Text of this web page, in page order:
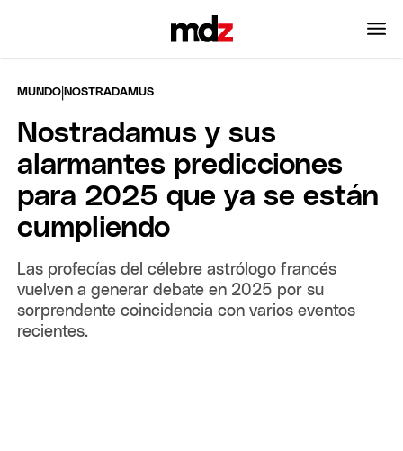
MUNDO |NOSTRADAMUS
Nostradamus y sus
alarmantes predicciones
para 2025 que ya se están
cumpliendo
Las profecías del célebre astrólogo francés
vuelven a generar debate en 2025 por su
sorprendente coincidencia con varios eventos
recientes.